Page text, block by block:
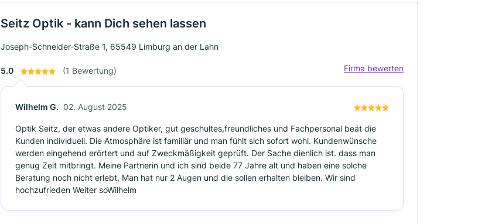
Seitz Optik - kann Dich sehen lassen
Joseph-Schneider-Straße 1, 65549 Limburg an der Lahn
5.0 (1 Bewertung) Firma bewerten
Wilhelm G. 02. August 2025
Optik Seitz, der etwas andere Optiker, gut geschultes,freundliches und Fachpersonal beät die
Kunden individuell. Die Atmosphäre ist familiär und man fühlt sich sofort wohl. Kundenwünsche
werden eingehend erörtert und auf Zweckmäßigkeit geprüft. Der Sache dienlich ist. dass man
genug Zeit mitbringt. Meine Partnerin und ich sind beide 77 Jahre alt und haben eine solche
Beratung noch nicht erlebt, Man hat nur 2 Augen und die sollen erhalten bleiben. Wir sind
hochzufrieden Weiter soWilhelm